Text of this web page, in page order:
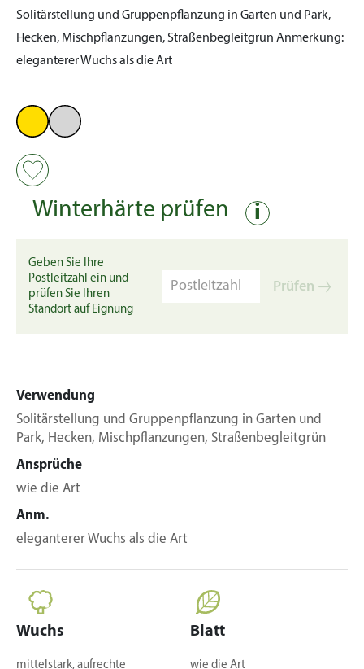
Solitärstellung und Gruppenpflanzung in Garten und Park,
Hecken, Mischpflanzungen, Straßenbegleitgrün Anmerkung:
eleganterer Wuchs als die Art
Winterhärte prüfen i
Geben Sie Ihre
Postleitzahl ein und
prüfen Sie Ihren
Standort auf Eignung
Prüfen
Verwendung
Solitärstellung und Gruppenpflanzung in Garten und
Park, Hecken, Mischpflanzungen, Straßenbegleitgrün
Ansprüche
wie die Art
Anm.
eleganterer Wuchs als die Art
Wuchs
mittelstark, aufrechte
Blatt
wie die Art